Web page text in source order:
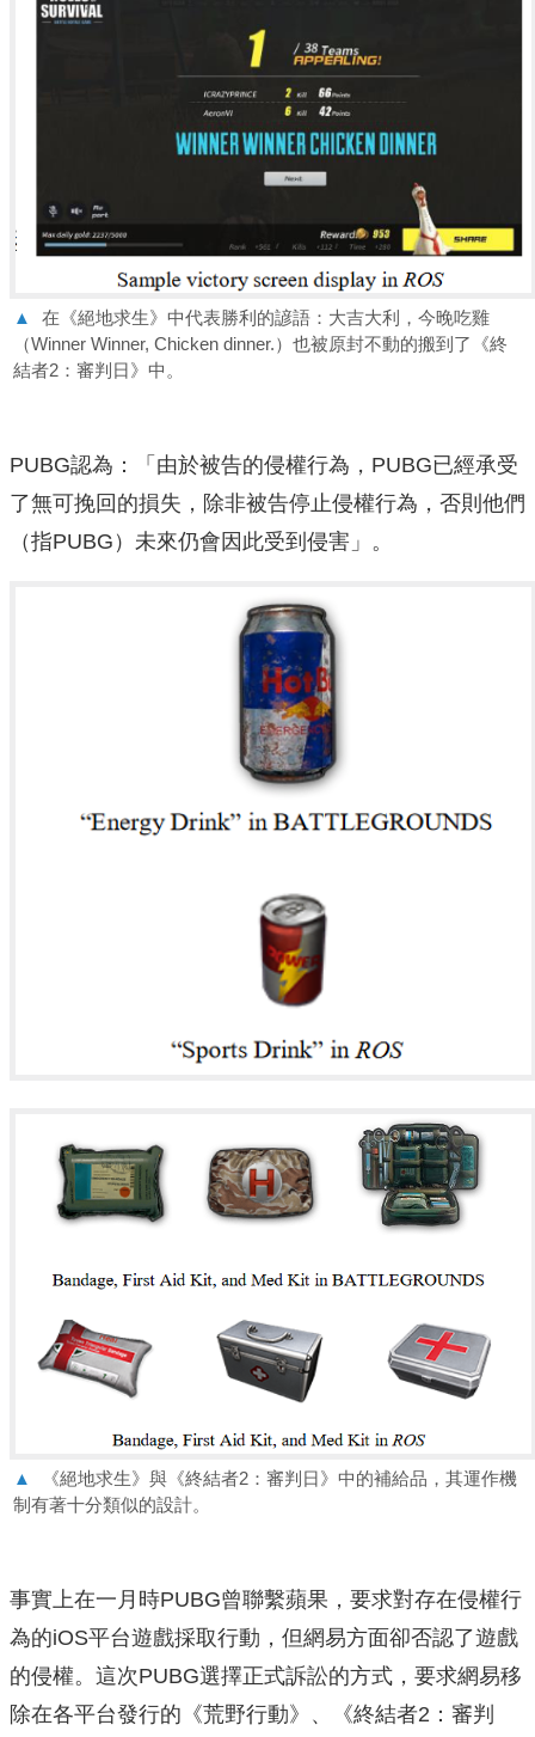
▲
在《絕地求生》中代表勝利的諺語：大吉大利，今晚吃雞
（Winner Winner, Chicken dinner.）也被原封不動的搬到了《終
結者2：審判日》中。
PUBG認為：「由於被告的侵權行為，PUBG已經承受
了無可挽回的損失，除非被告停止侵權行為，否則他們
（指PUBG）未來仍會因此受到侵害」。
▲
《絕地求生》與《終結者2：審判日》中的補給品，其運作機
制有著十分類似的設計。
事實上在一月時PUBG曾聯繫蘋果，要求對存在侵權行
為的iOS平台遊戲採取行動，但網易方面卻否認了遊戲
的侵權。這次PUBG選擇正式訴訟的方式，要求網易移
除在各平台發行的《荒野行動》、《終結者2：審判